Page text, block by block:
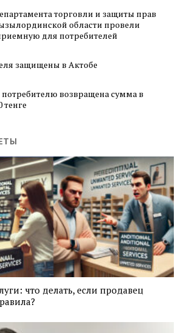
торговли и защиты прав
области провели
для потребителей
защищены в Актобе
потребителю возвращена сумма в
тенге
что делать, если продавец